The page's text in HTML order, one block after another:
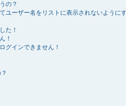
の？
ユーザー名をリストに表示されないように
た！
！
グインできません！